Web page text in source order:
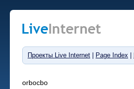
Проекты Live Internet Page Index
orbocbo